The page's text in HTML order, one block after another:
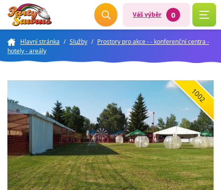
Váš výběr 0
Hlavní stránka / Služby / Prostory pro akce - - konferenční centra -
hotely - areály
1002